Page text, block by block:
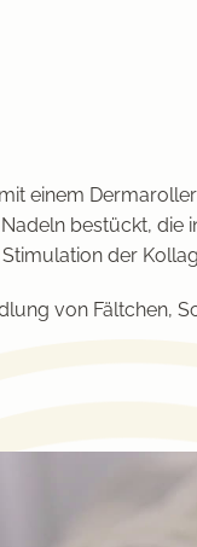
einem
bestückt, die
der
von Fältchen,